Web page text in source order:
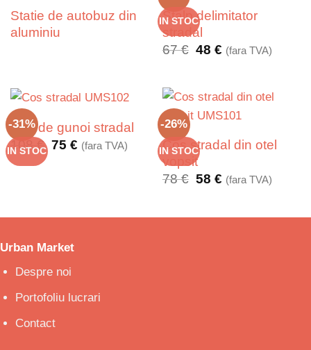
Statie de autobuz din
aluminiu
IN STOC
Stalp delimitator
stradal
67€ Prețul
67 €.
48€ Prețul
curent
(fara TVA)
-31%
IN STOC
Cos de gunoi stradal
108€ Prețul
75€ Prețul
(fara TVA)
-26%
IN STOC
Cos stradal din otel
vopsit
78€ Prețul
fost:
58€ Prețul
58 €.
(fara TVA)
Urban Market
Despre noi
Portofoliu lucrari
Contact